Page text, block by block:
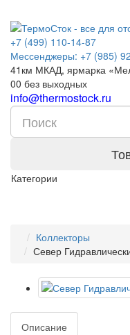
+7 (499) 110-14-87
Мессенджеры: +7 (985)
41км МКАД, ярмарка
00 без выходных
info@thermostock.ru
Категории
Коллекторы
Север
Описание